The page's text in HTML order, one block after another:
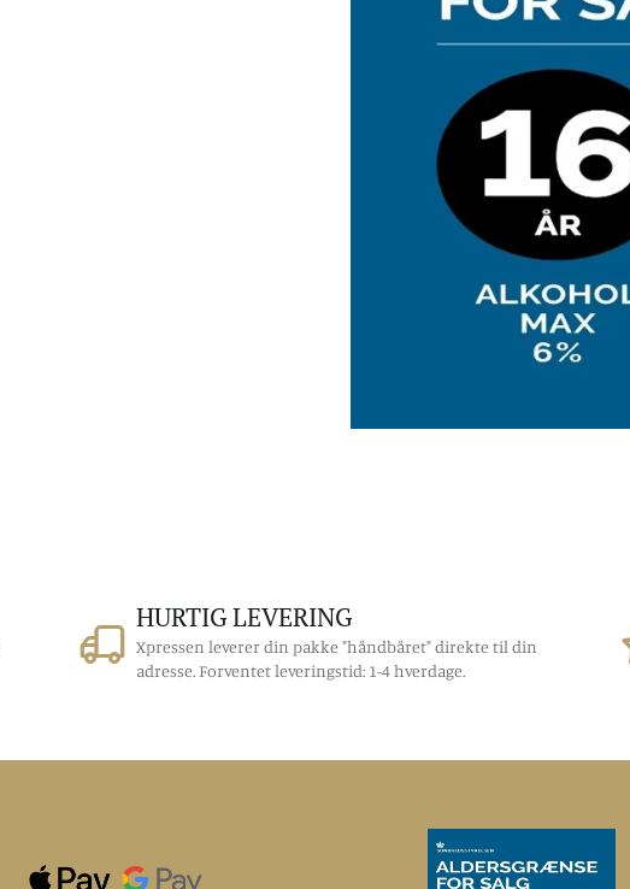
HURTIG LEVERING
Xpressen leverer din pakke "håndbåret" direkte til din
adresse. Forventet leveringstid: 1-4 hverdage.